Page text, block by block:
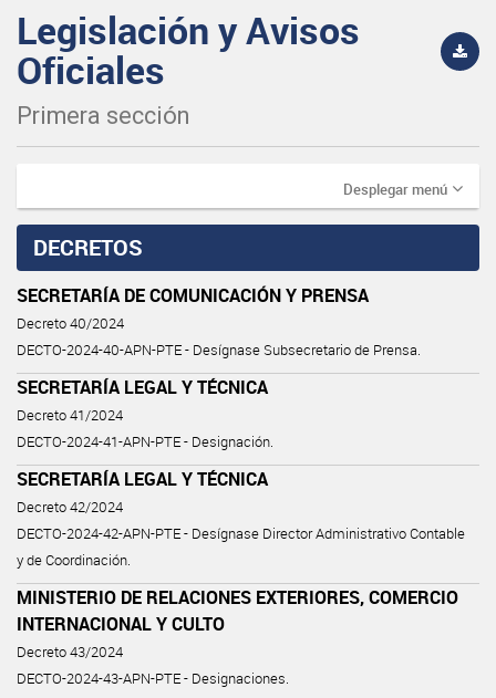
Legislación y Avisos
Oficiales
Primera sección
Desplegar menú
DECRETOS
SECRETARÍA DE COMUNICACIÓN Y PRENSA
Decreto 40/2024
DECTO-2024-40-APN-PTE - Desígnase Subsecretario de Prensa.
SECRETARÍA LEGAL Y TÉCNICA
Decreto 41/2024
DECTO-2024-41-APN-PTE - Designación.
SECRETARÍA LEGAL Y TÉCNICA
Decreto 42/2024
DECTO-2024-42-APN-PTE - Desígnase Director Administrativo Contable
y de Coordinación.
MINISTERIO DE RELACIONES EXTERIORES, COMERCIO
INTERNACIONAL Y CULTO
Decreto 43/2024
DECTO-2024-43-APN-PTE - Designaciones.